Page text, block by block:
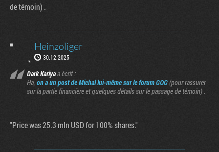
de témoin) .
Heinzoliger
30.12.2025
Dark Kariyaa écrit :
Ha, on a un post de Michal lui-même sur le forum GOG(pour rassurer
sur la partie financière et quelques détails sur le passage de témoin) .
"Price was 25.3 mln USD for 100% shares."